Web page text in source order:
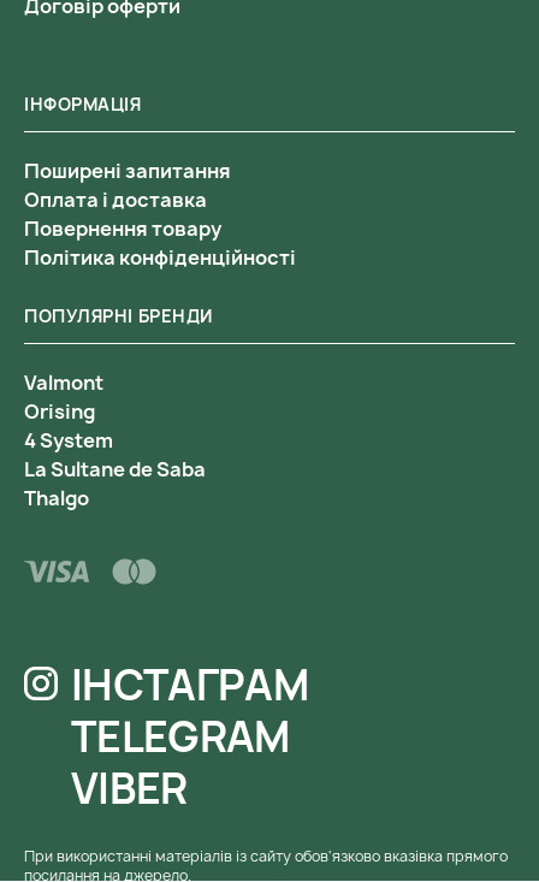
ІНФОРМАЦІЯ
Поширені запитання
Оплата і доставка
Повернення товару
Політика конфіденційності
Договір оферти
ПОПУЛЯРНІ БРЕНДИ
Valmont
Orising
4 System
La Sultane de Saba
Thalgo
ІНСТАГРАМ
TELEGRAM
VIBER
При використанні матеріалів із сайту обов'язково вказівка ​​прямого
посилання на джерело.